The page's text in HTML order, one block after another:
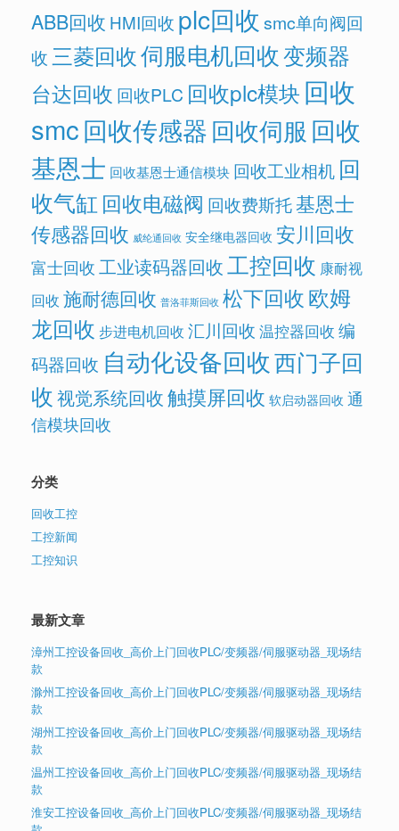
ABB回收 HMI回收 plc回收 smc单向阀回
收三菱回收伺服电机回收变频器
台达回收 回收PLC 回收plc模块 回收
smc回收传感器回收伺服 回收
基恩士 回收基恩士通信模块 回收工业相机 回
收气缸 回收电磁阀 回收费斯托基恩士
传感器回收 威纶通回收 安全继电器回收 安川回收
富士回收工业读码器回收工控回收 康耐视
回收 施耐德回收 普洛菲斯回收 松下回收欧姆
龙回收 步进电机回收 汇川回收 温控器回收 编
码器回收 自动化设备回收西门子回
收视觉系统回收触摸屏回收 软启动器回收 通
信模块回收
分类
回收工控
工控新闻
工控知识
最新文章
漳州工控设备回收_高价上门回收PLC/变频器/伺服驱动器_现场结
款
滁州工控设备回收_高价上门回收PLC/变频器/伺服驱动器_现场结
款
湖州工控设备回收_高价上门回收PLC/变频器/伺服驱动器_现场结
款
温州工控设备回收_高价上门回收PLC/变频器/伺服驱动器_现场结
款
淮安工控设备回收_高价上门回收PLC/变频器/伺服驱动器_现场结